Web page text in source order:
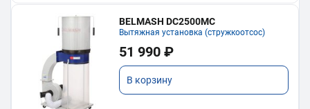
BELMASH DC2500MC
Вытяжная установка (стружкоотсос)
51 990 ₽
В корзину